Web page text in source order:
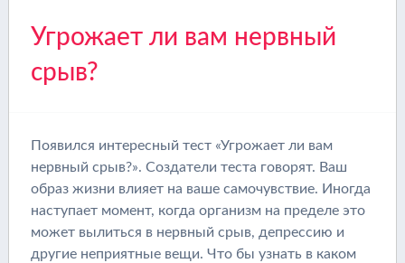
Угрожает ли вам нервный
срыв?
Появился интересный тест «Угрожает ли вам
нервный срыв?». Создатели теста говорят. Ваш
образ жизни влияет на ваше самочувствие. Иногда
наступает момент, когда организм на пределе это
может вылиться в нервный срыв, депрессию и
другие неприятные вещи. Что бы узнать в каком